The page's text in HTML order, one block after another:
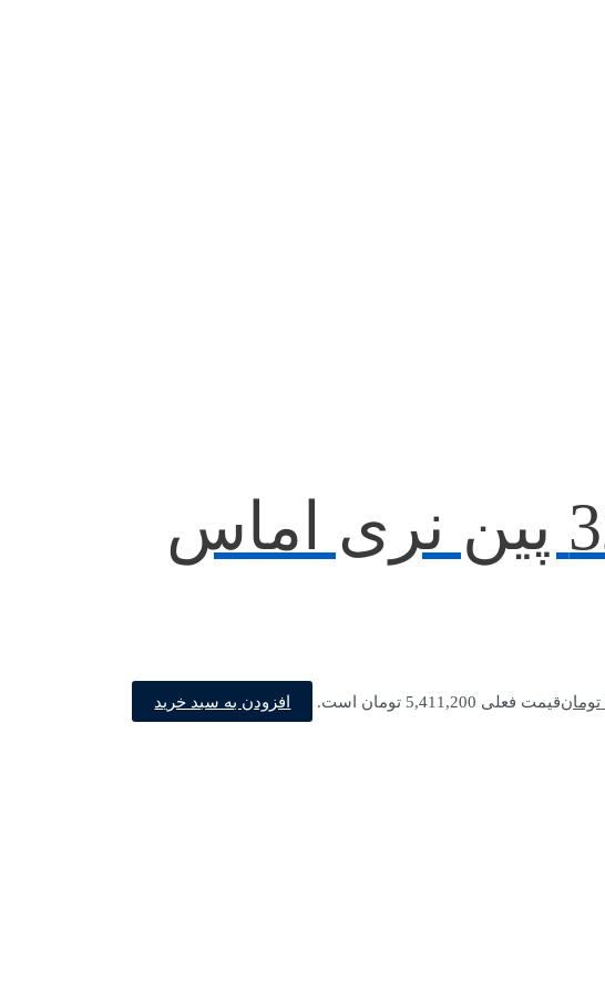
سوکت فرمان 32 پین نری اماس
تومانقیمت فعلی 5,411,200 تومان است. افزودن به سبد خرید